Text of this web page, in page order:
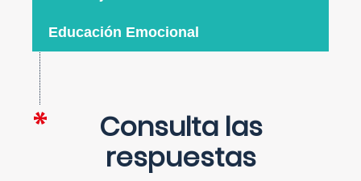
Educación Emocional
Consulta las
respuestas